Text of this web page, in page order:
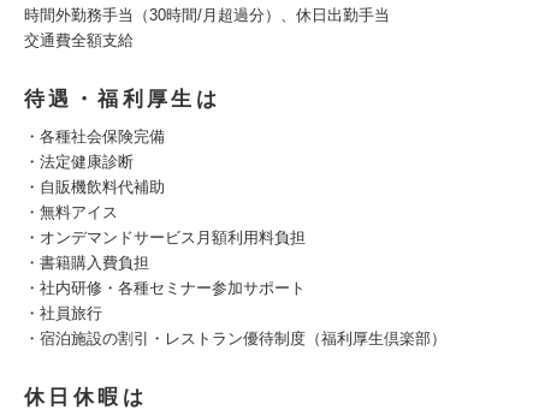
時間外勤務手当（30時間/月超過分）、休日出勤手当
交通費全額支給
待遇・福利厚生は
・各種社会保険完備
・法定健康診断
・自販機飲料代補助
・無料アイス
・オンデマンドサービス月額利用料負担
・書籍購入費負担
・社内研修・各種セミナー参加サポート
・社員旅行
・宿泊施設の割引・レストラン優待制度（福利厚生倶楽部）
休日休暇は